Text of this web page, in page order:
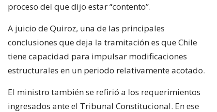
proceso del que dijo estar “contento”.
A juicio de Quiroz, una de las principales
conclusiones que deja la tramitación es que Chile
tiene capacidad para impulsar modificaciones
estructurales en un periodo relativamente acotado.
El ministro también se refirió a los requerimientos
ingresados ante el Tribunal Constitucional. En ese